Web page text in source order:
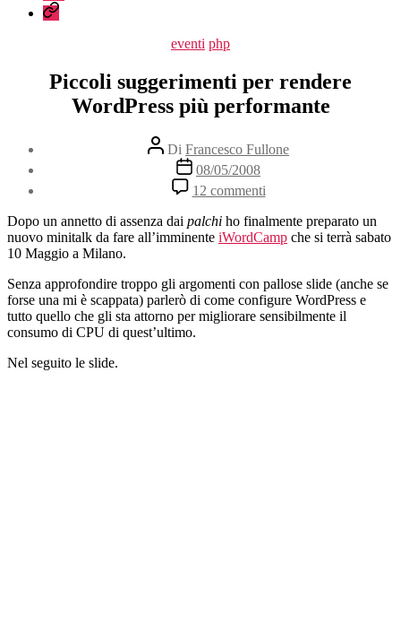
sessionize
Categorie
eventi php
Piccoli suggerimenti per rendere
WordPress più performante
Autore
articolo
Di Francesco Fullone
Data
dell'articolo
08/05/2008
12 commentisu
Piccoli
suggerimenti
per
rendere
più
performante
Dopo un annetto di assenza dai palchi ho finalmente preparato un
nuovo minitalk da fare all’imminente iWordCamp che si terrà sabato
10 Maggio a Milano.
Senza approfondire troppo gli argomenti con pallose slide (anche se
forse una mi è scappata) parlerò di come configure WordPress e
tutto quello che gli sta attorno per migliorare sensibilmente il
consumo di CPU di quest’ultimo.
Nel seguito le slide.